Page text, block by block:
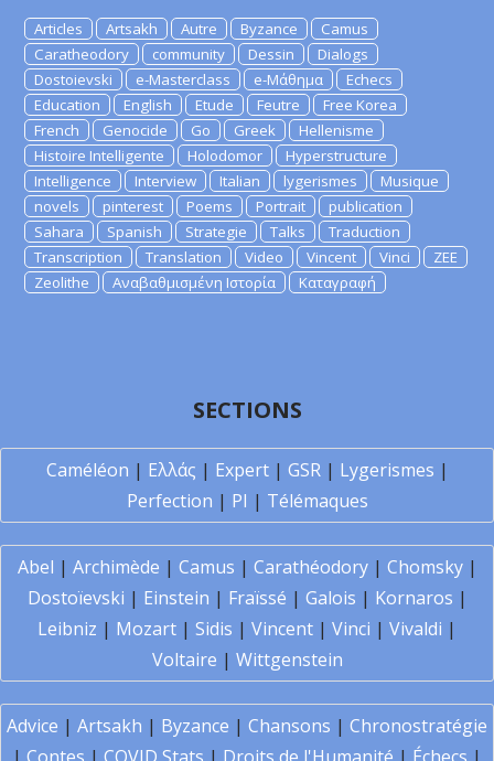
Articles Artsakh Autre Byzance
Camus
Caratheodory
community Dessin
Dialogs
Dostoievski
e-Masterclass e-Μάθημα
Echecs
Education
English Etude Feutre
Free Korea
French
Genocide Go Greek
Hellenisme
Histoire Intelligente
Holodomor
Hyperstructure
Intelligence
Interview Italian lygerismes
Musique
novels
pinterest Poems Portrait
publication
Sahara
Spanish Strategie Talks
Traduction
Transcription
Translation Video Vincent Vinci
ZEE
Zeolithe
Αναβαθμισμένη Ιστορία Καταγραφή
SECTIONS
Caméléon | Ελλάς | Expert| GSR| Lygerismes |
Perfection | PI | Télémaques
Abel | Archimède | Camus | Carathéodory| Chomsky|
Dostoïevski | Einstein | Fraïssé | Galois | Kornaros |
Leibniz | Mozart | Sidis | Vincent | Vinci | Vivaldi |
Voltaire | Wittgenstein
Advice | Artsakh | Byzance | Chansons | Chronostratégie